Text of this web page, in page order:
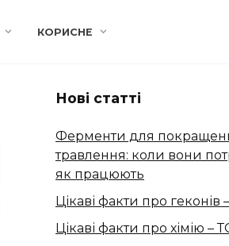
КОРИСНЕ
Нові статті
Ферменти для
травлення: коли вони
як працюють
Цікаві факти про геконів
Цікаві факти про хімію –